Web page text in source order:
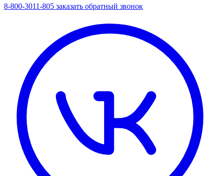
8-800-3011-805 заказать обратный звонок